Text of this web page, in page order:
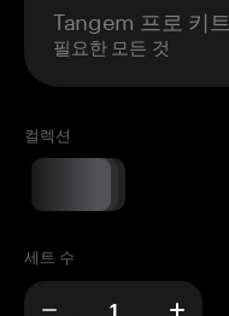
Tangem 프로 키트
필요한 모든 것
컬렉션
세트 수